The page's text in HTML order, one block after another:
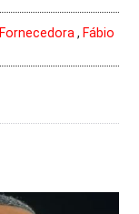
Fornecedora, Fábio